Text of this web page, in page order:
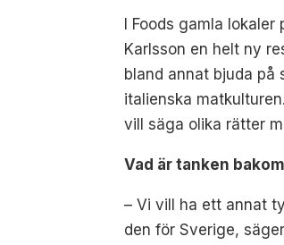
I Foods gamla
Karlsson en helt ny
bland annat bjuda på
italienska
vill säga olika rätter
Vad är tanken
– Vi vill ha ett annat
den för Sverige,